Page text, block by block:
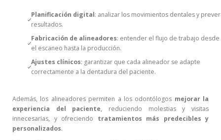
Planificación digital: analizar los movimientos dentales y prever
resultados.
Fabricación de alineadores: entender el flujo de trabajo desde
el escaneo hasta la producción.
Ajustes clínicos: garantizar que cada alineador se adapte
correctamente a la dentadura del paciente.
Además, los alineadores permiten a los odontólogos mejorar la
experiencia del paciente, reduciendo molestias y visitas
innecesarias, y ofreciendo tratamientos más predecibles y
personalizados.